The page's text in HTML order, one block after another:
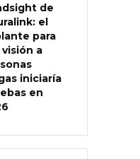
de
el
para
visión a
iniciaría
en